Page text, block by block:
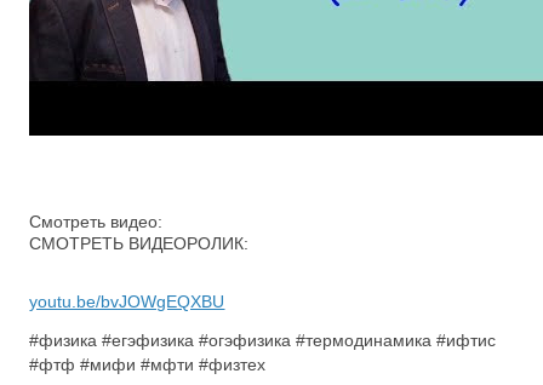
Смотреть видео:
СМОТРЕТЬ ВИДЕОРОЛИК:
youtu.be/bvJOWgEQXBU
#физика #егэфизика #огэфизика #термодинамика #ифтис
#фтф #мифи #мфти #физтех